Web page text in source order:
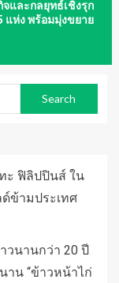
และกลยุทธ์เชิงรุก
แห่ง พร้อมมุ่งขยาย
ทะ ฟิลิปปินส์ ใน
ด์ข้ามประเทศ
วนานกว่า 20 ปี
าน “ข้าวหน้าไก่